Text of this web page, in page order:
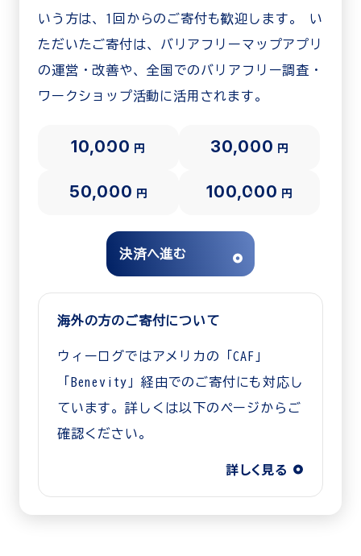
いう方は、1回からのご寄付も歓迎します。 い
ただいたご寄付は、バリアフリーマップアプリ
の運営・改善や、全国でのバリアフリー調査・
ワークショップ活動に活用されます。
10,000 円 30,000 円
50,000 円 100,000 円
決済へ進む
海外の方のご寄付について
ウィーログではアメリカの「CAF」
「Benevity」経由でのご寄付にも対応し
ています。詳しくは以下のページからご
確認ください。
詳しく見る